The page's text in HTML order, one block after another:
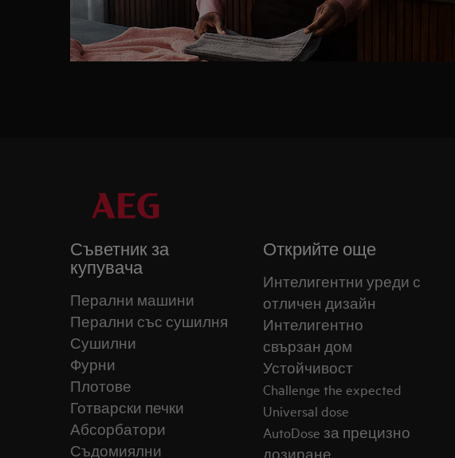
Съветник за
купувача
Перални машини
Перални със сушилня
Сушилни
Фурни
Плотове
Готварски печки
Абсорбатори
Съдомиялни
Открийте още
Интелигентни уреди с
отличен дизайн
Интелигентно
свързан дом
Устойчивост
Challenge the expected
Universal dose
AutoDose за прецизно
дозиране